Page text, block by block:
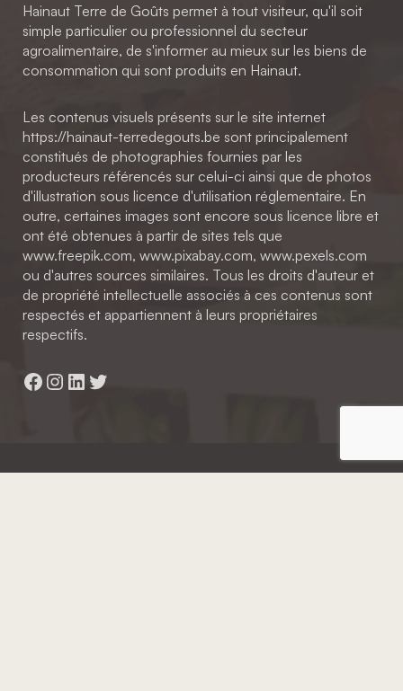
Hainaut Terre de Goûts permet à tout visiteur, qu'il soit
simple particulier ou professionnel du secteur
agroalimentaire, de s'informer au mieux sur les biens de
consommation qui sont produits en Hainaut.
Les contenus visuels présents sur le site internet
https://hainaut-terredegouts.be sont principalement
constitués de photographies fournies par les
producteurs référencés sur celui-ci ainsi que de photos
d'illustration sous licence d'utilisation réglementaire. En
outre, certaines images sont encore sous licence libre et
ont été obtenues à partir de sites tels que
www.freepik.com, www.pixabay.com, www.pexels.com
ou d'autres sources similaires. Tous les droits d'auteur et
de propriété intellectuelle associés à ces contenus sont
respectés et appartiennent à leurs propriétaires
respectifs.
Facebook
Instagram
LinkedIn
Twitter